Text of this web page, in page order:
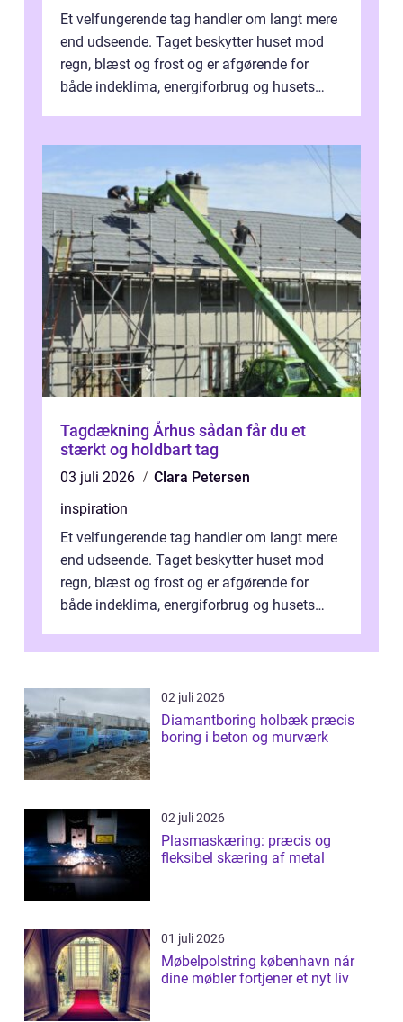
Et velfungerende tag handler om langt mere
end udseende. Taget beskytter huset mod
regn, blæst og frost og er afgørende for
både indeklima, energiforbrug og husets
Tagdækning Århus sådan får du et
stærkt og holdbart tag
03 juli 2026
Clara Petersen
inspiration
Et velfungerende tag handler om langt mere
end udseende. Taget beskytter huset mod
regn, blæst og frost og er afgørende for
både indeklima, energiforbrug og husets
02 juli 2026
Diamantboring holbæk præcis
boring i beton og murværk
02 juli 2026
Plasmaskæring: præcis og
fleksibel skæring af metal
01 juli 2026
Møbelpolstring københavn når
dine møbler fortjener et nyt liv